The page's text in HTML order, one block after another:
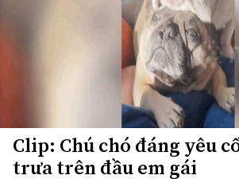
Clip: Chú chó đáng yêu
trưa trên đầu em gái